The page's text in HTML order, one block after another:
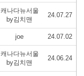
캐나다뉴서울
by김치맨
24.07.27
joe 24.07.02
캐나다뉴서울
by김치맨
24.06.24